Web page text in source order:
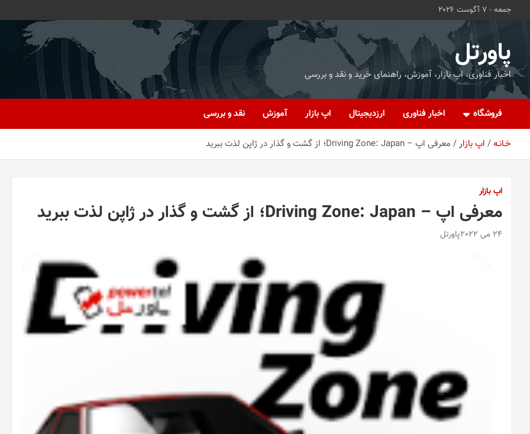
جمعه - 7 آگوست 2026
پاورتل
اخبار فناوری، اپ بازار، آموزش، راهنمای خرید و نقد و بررسی
فروشگاه اخبار فناوری ارزدیجیتال اپ بازار آموزش نقد و بررسی
خـانـه اپ بازار معرفی اپ – Driving Zone: Japan؛ از گشت و گذار در ژاپن لذت ببرید
اپ بازار
معرفی اپ – Driving Zone: Japan؛ از گشت و گذار در ژاپن لذت ببرید
24 می 2022 پاورتل